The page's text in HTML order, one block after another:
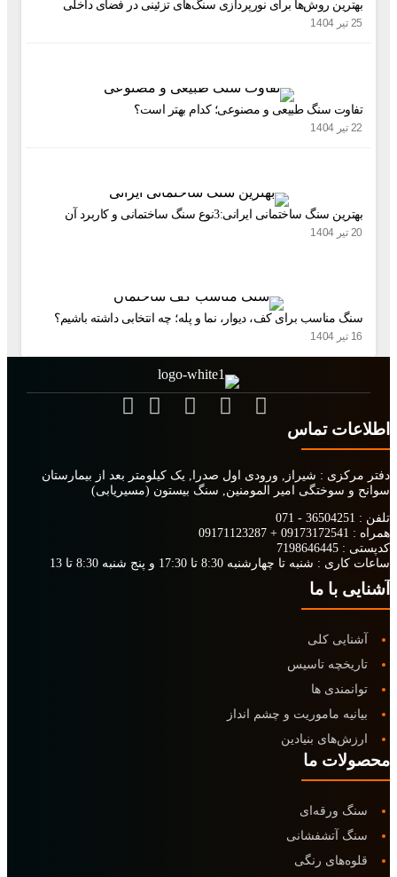
روش‌ها برای نورپردازی سنگ‌های تزئینی در فضای داخلی
سنگ طبیعی و مصنوعی؛ کدام بهتر است؟
سنگ ساختمانی ایرانی:3نوع سنگ ساختمانی و کاربرد آن
مناسب برای کف، دیوار، نما و پله؛ چه انتخابی داشته باشیم؟
تماس
: شیراز, ورودی اول صدرا, یک کیلومتر بعد از بیمارستان
سوختگی امیر المومنین, سنگ بیستون(مسیریابی)
36504251 -
09173172541
+
09171123287
:
7198646445
: شنبه تا چهارشنبه 8:30 تا 17:30 و پنج شنبه 8:30 تا 13
با ما
کلی
تاسیس
ها
ماموریت و چشم انداز
بنیادین
ما
ورقه‌ای
آتشفشانی
رنگی